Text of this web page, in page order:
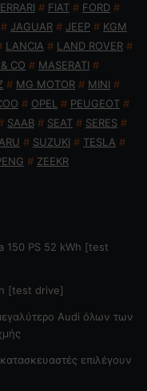
# FIAT # FORD #
# JAGUAR # JEEP # KGM
LANCIA # LAND ROVER #
CO # MASERATI #
# MG MOTOR # MINI #
# OPEL # PEUGEOT #
SAAB # SEAT # SERES #
# SUZUKI # TESLA #
# ZEEKR
150 PS 52 kWh [test
[test drive]
Audi όλων των
κατασκευαστές επιλέγουν